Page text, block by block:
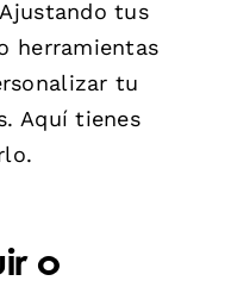
tus
herramientas
tu
Aquí tienes
o